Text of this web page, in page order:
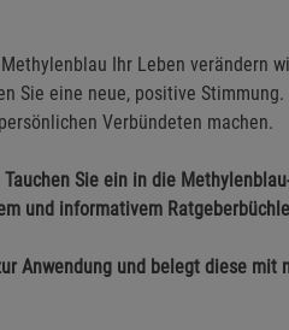
Ihr Leben verändern
Sie eine neue, positive
Verbündeten machen.
Sie ein in die
und informativem
Anwendung und belegt diese